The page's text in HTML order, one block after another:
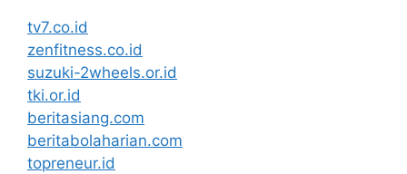
tv7.co.id
zenfitness.co.id
suzuki-2wheels.or.id
tki.or.id
beritasiang.com
beritabolaharian.com
topreneur.id